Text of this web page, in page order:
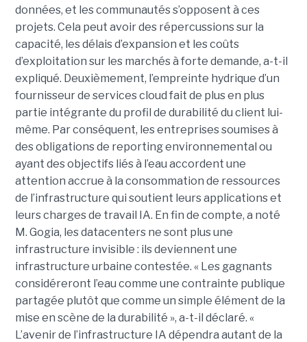
données, et les communautés s’opposent à ces
projets. Cela peut avoir des répercussions sur la
capacité, les délais d’expansion et les coûts
d’exploitation sur les marchés à forte demande, a-t-il
expliqué. Deuxièmement, l’empreinte hydrique d’un
fournisseur de services cloud fait de plus en plus
partie intégrante du profil de durabilité du client lui-
même. Par conséquent, les entreprises soumises à
des obligations de reporting environnemental ou
ayant des objectifs liés à l’eau accordent une
attention accrue à la consommation de ressources
de l’infrastructure qui soutient leurs applications et
leurs charges de travail IA. En fin de compte, a noté
M. Gogia, les datacenters ne sont plus une
infrastructure invisible : ils deviennent une
infrastructure urbaine contestée. « Les gagnants
considéreront l’eau comme une contrainte publique
partagée plutôt que comme un simple élément de la
mise en scène de la durabilité », a-t-il déclaré. «
L’avenir de l’infrastructure IA dépendra autant de la